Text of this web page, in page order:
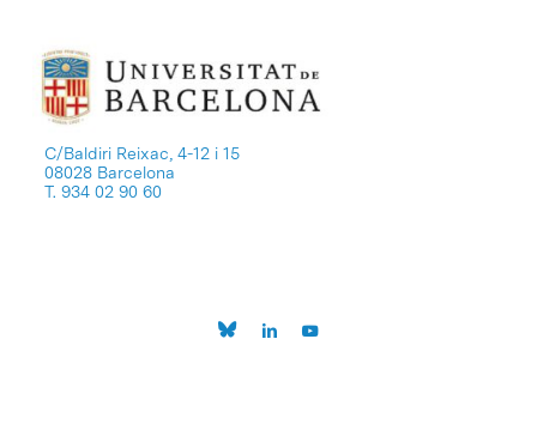
C/Baldiri Reixac, 4-12 i 15
08028 Barcelona
T. 934 02 90 60